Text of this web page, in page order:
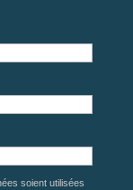
soient utilisées